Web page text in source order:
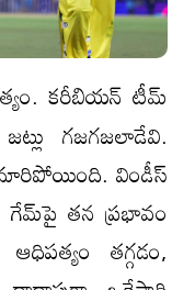
కరీబియన్ టీమ్
గజగజలాడేవి.
విండీస్​
తన ప్రభావం
తగ్గడం,